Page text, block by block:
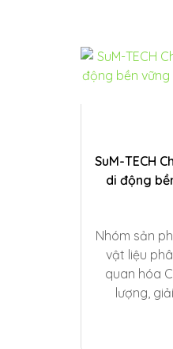
SuM-TECH
di động
Nhóm sản
vật liệu
quan hóa
lượng,